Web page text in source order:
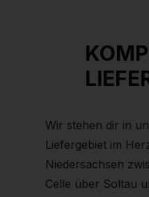
Wir stehen dir in
Liefergebiet im
Niedersachsen
Celle über Soltau